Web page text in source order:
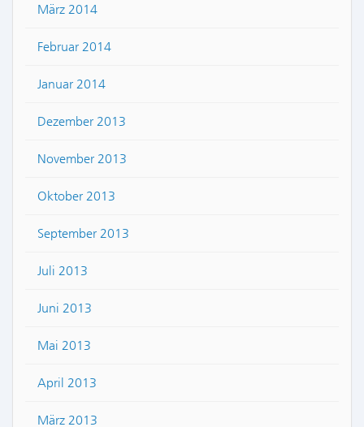
März 2014
Februar 2014
Januar 2014
Dezember 2013
November 2013
Oktober 2013
September 2013
Juli 2013
Juni 2013
Mai 2013
April 2013
März 2013